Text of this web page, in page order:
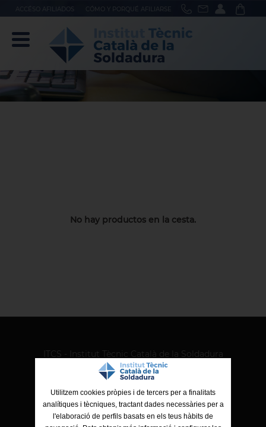
ACCÉSO AFILIADOS CÓMO Y PORQUÉ AFILIARSE
No hay productos en la cesta.
ITCS - Institut Tècnic Català de la Soldadura
Ctra. de Molins de Rei a Sabadell, 79, Nau 8 bis
08191 Rubí (Barcelona)
Utilitzem cookies pròpies i de tercers per a finalitats
analítiques i tècniques, tractant dades necessàries per a
l'elaboració de perfils basats en els teus hàbits de